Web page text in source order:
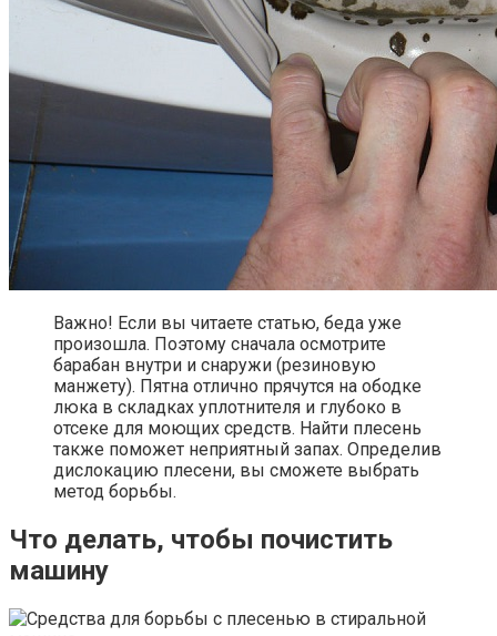
Важно! Если вы читаете статью, беда уже
произошла. Поэтому сначала осмотрите
барабан внутри и снаружи (резиновую
манжету). Пятна отлично прячутся на ободке
люка в складках уплотнителя и глубоко в
отсеке для моющих средств. Найти плесень
также поможет неприятный запах. Определив
дислокацию плесени, вы сможете выбрать
метод борьбы.
Что делать, чтобы почистить
машину